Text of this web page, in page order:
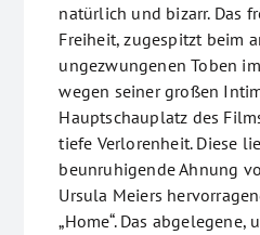
natürlich und bizarr. Das
Freiheit, zugespitzt beim
ungezwungenen Toben
wegen seiner großen
Hauptschauplatz des
tiefe Verlorenheit. Diese
beunruhigende Ahnung
Ursula Meiers
„Home“. Das